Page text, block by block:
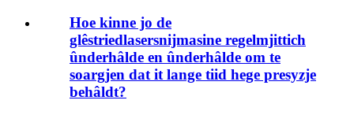
Hoe kinne jo de
glêstriedlasersnijmasine regelmjittich
ûnderhâlde en ûnderhâlde om te
soargjen dat it lange tiid hege presyzje
behâldt?